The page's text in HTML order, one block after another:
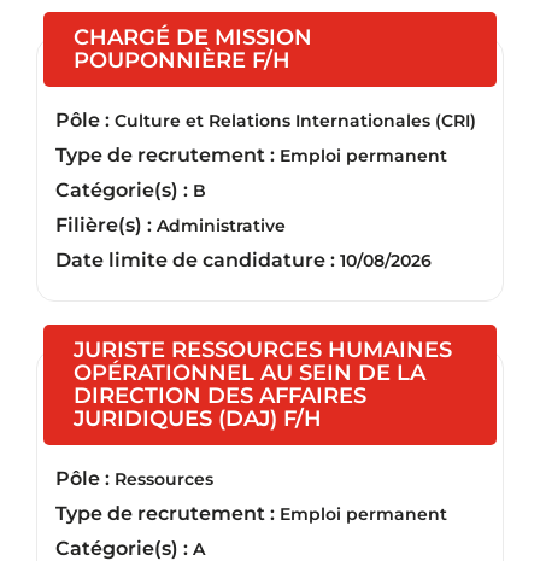
CHARGÉ DE MISSION
POUPONNIÈRE F/H
Pôle : Culture et Relations Internationales (CRI)
Type de recrutement : Emploi permanent
Catégorie(s) : B
Filière(s) : Administrative
Date limite de candidature : 10/08/2026
JURISTE RESSOURCES HUMAINES
OPÉRATIONNEL AU SEIN DE LA
DIRECTION DES AFFAIRES
JURIDIQUES (DAJ) F/H
Pôle : Ressources
Type de recrutement : Emploi permanent
Catégorie(s) : A